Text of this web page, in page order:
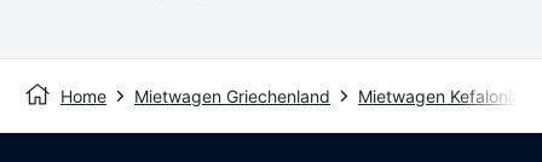
Home Mietwagen Griechenland Mietwagen Kefalonia